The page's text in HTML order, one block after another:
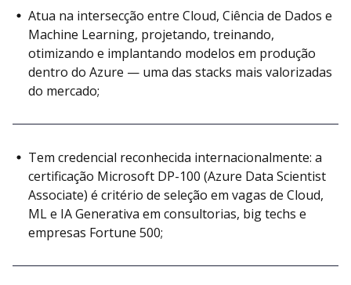
Atua na intersecção entre Cloud, Ciência de Dados e
Machine Learning, projetando, treinando,
otimizando e implantando modelos em produção
dentro do Azure — uma das stacks mais valorizadas
do mercado;
Tem credencial reconhecida internacionalmente: a
certificação Microsoft DP-100 (Azure Data Scientist
Associate) é critério de seleção em vagas de Cloud,
ML e IA Generativa em consultorias, big techs e
empresas Fortune 500;